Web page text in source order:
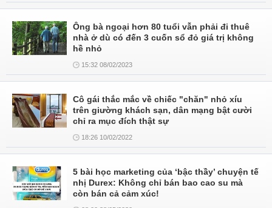
Ông bà ngoại hơn 80 tuổi vẫn phải đi thuê
nhà ở dù có đến 3 cuốn sổ đỏ giá trị không
hề nhỏ
15:32 08/02/2023
Cô gái thắc mắc về chiếc "chăn" nhỏ xíu
trên giường khách sạn, dân mạng bật cười
chỉ ra mục đích thật sự
18:26 10/02/2022
5 bài học marketing của ‘bậc thầy’ chuyện tế
nhị Durex: Không chỉ bán bao cao su mà
còn bán cả cảm xúc!